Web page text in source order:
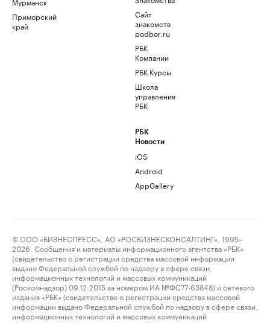
Приморский
край
Сайт
знакомств
podbor.ru
РБК
Компании
РБК Курсы
Школа
управления
РБК
РБК
Новости
iOS
Android
AppGallery
© ООО «БИЗНЕСПРЕСС», АО «РОСБИЗНЕСКОНСАЛТИНГ», 1995–
2026. Сообщения и материалы информационного агентства «РБК»
(свидетельство о регистрации средства массовой информации
выдано Федеральной службой по надзору в сфере связи,
информационных технологий и массовых коммуникаций
(Роскомнадзор) 09.12.2015 за номером ИА №ФС77-63848) и сетевого
издания «РБК» (свидетельство о регистрации средства массовой
информации выдано Федеральной службой по надзору в сфере связи,
информационных технологий и массовых коммуникаций